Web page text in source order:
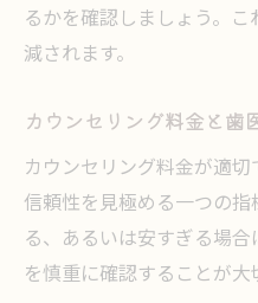
るかを確認しましょう。
減されます。
カウンセリング料金と歯
カウンセリング料金が適
信頼性を見極める一つの
る、あるいは安すぎる場
を慎重に確認することが大